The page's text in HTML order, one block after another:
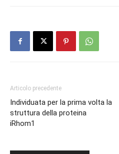
Articolo precedente
Individuata per la prima volta la
struttura della proteina
iRhom1